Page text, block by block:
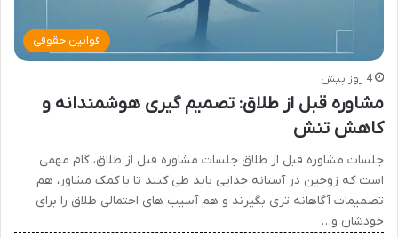
قوانین حقوقی
4 روز پیش
مشاوره قبل از طلاق: تصمیم گیری هوشمندانه و
کاهش تنش
جلسات مشاوره قبل از طلاق جلسات مشاوره قبل از طلاق، گام مهمی
است که زوجین در آستانه جدایی باید طی کنند تا با کمک مشاور، هم
تصمیمات آگاهانه تری بگیرند و هم آسیب های احتمالی طلاق را برای
خودشان و…